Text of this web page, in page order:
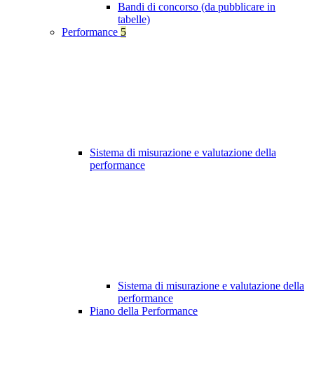
Bandi di concorso (da pubblicare in
tabelle)
Performance 5
Sistema di misurazione e valutazione della
performance
Sistema di misurazione e valutazione della
performance
Piano della Performance